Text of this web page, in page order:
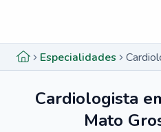
Especialidades
Cardiologista
Mato